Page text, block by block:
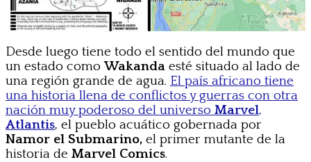
Desde luego tiene todo el sentido del mundo que
un estado comoWakanda esté situado al lado de
una región grande de agua. El país africano tiene
una historia llena de conflictos y guerras con otra
nación muy poderoso del universo Marvel,
Atlantis, el pueblo acuático gobernada por
Namor el Submarino, el primer mutante de la
historia de Marvel Comics.